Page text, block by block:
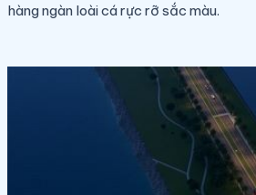
hàng ngàn loài cá rực rỡ sắc màu.